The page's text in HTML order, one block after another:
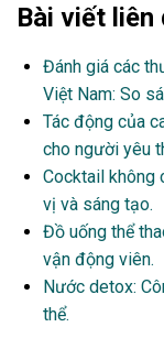
Bài viết liên
Đánh giá các
Việt Nam: So
Tác động của
cho người yêu
Cocktail không
vị và sáng tạo.
Đồ uống thể
vận động viên.
Nước detox:
thể.